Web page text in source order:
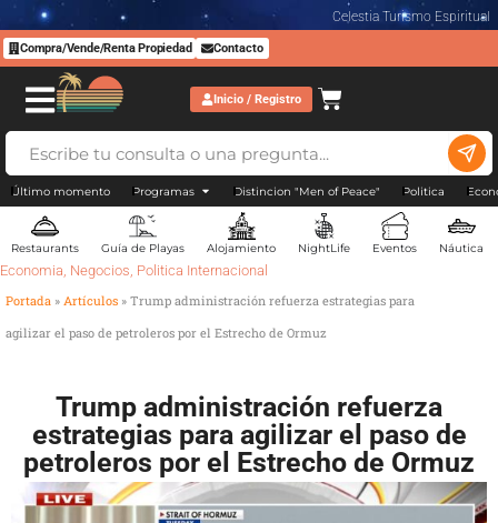
Celestia Turismo Espiritual
Compra/Vende/Renta Propiedad Contacto
Inicio / Registro
Último momento Programas Distincion "Men of Peace" Politica
Restaurants Guía de Playas Alojamiento NightLife Eventos Náutica
Economia, Negocios, Politica Internacional
Portada » Artículos » Trump administración refuerza estrategias para
agilizar el paso de petroleros por el Estrecho de Ormuz
Trump administración refuerza
estrategias para agilizar el paso de
petroleros por el Estrecho de Ormuz